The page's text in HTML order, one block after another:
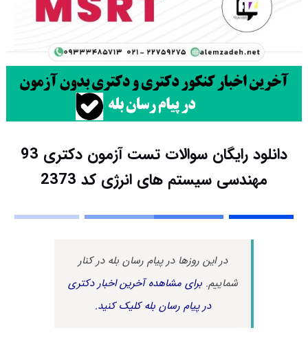
دانلود رایگان سوالات تست آزمون دکتری 93
مهندسی سیستم های انرژی کد 2373
در این روزها در پیام رسان بله در کنار
شماییم.برای مشاهده آخرین اخبار دکتری
در پیام رسان بله کلیک کنید.